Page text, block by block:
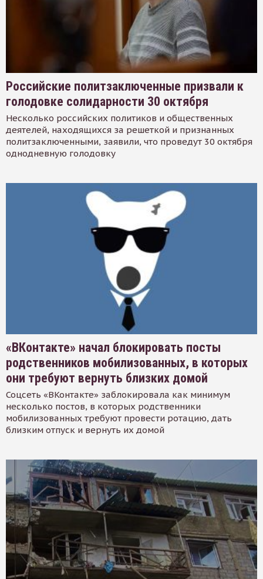
Российские политзаключенные призвали к
голодовке солидарности 30 октября
Несколько российских политиков и общественных
деятелей, находящихся за решеткой и признанных
политзаключенными, заявили, что проведут 30 октября
однодневную голодовку
«ВКонтакте» начал блокировать посты
родственников мобилизованных, в которых
они требуют вернуть близких домой
Соцсеть «ВКонтакте» заблокировала как минимум
несколько постов, в которых родственники
мобилизованных требуют провести ротацию, дать
близким отпуск и вернуть их домой